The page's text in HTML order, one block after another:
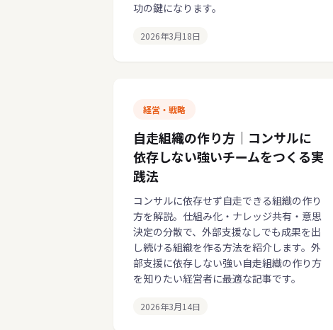
功の鍵になります。
2026年3月18日
経営・戦略
自走組織の作り方｜コンサルに
依存しない強いチームをつくる実
践法
コンサルに依存せず自走できる組織の作り
方を解説。仕組み化・ナレッジ共有・意思
決定の分散で、外部支援なしでも成果を出
し続ける組織を作る方法を紹介します。外
部支援に依存しない強い自走組織の作り方
を知りたい経営者に最適な記事です。
2026年3月14日